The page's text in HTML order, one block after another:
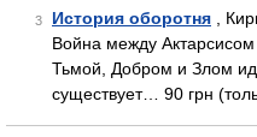
3 История оборотня ,
Война между
Тьмой, Добром и Злом
существует… 90 грн